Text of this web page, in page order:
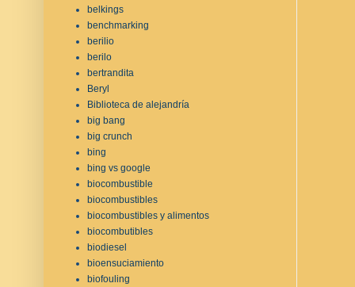
belkings
benchmarking
berilio
berilo
bertrandita
Beryl
Biblioteca de alejandría
big bang
big crunch
bing
bing vs google
biocombustible
biocombustibles
biocombustibles y alimentos
biocombutibles
biodiesel
bioensuciamiento
biofouling